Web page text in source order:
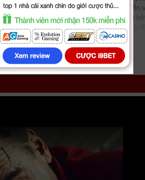
đẹp, trọn bộ với sự tham gia của các diễn
Nhỏ được vietsub thuyết minh Lồng tiếng
nguonphim xemphimvn dongphymtv
Nhỏ 2025, Ballad Of A Small Player,
xemphimxua phimdinhcao hdonline
Small Player 2025 tvhay phimhayaz
phimnhanh thegioiphim motchill
Thể loại phim: Hình Sự, Kinh Dị, Bí Ẩn,
drive và download phim Bản Ballad Của
Ballad Của Tay Bạc NhỏHD VietSub +